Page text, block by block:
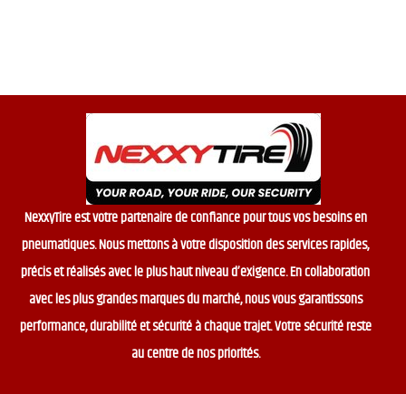
NexxyTire est votre partenaire de confiance pour tous vos besoins en
pneumatiques. Nous mettons à votre disposition des services rapides,
précis et réalisés avec le plus haut niveau d’exigence. En collaboration
avec les plus grandes marques du marché, nous vous garantissons
performance, durabilité et sécurité à chaque trajet. Votre sécurité reste
au centre de nos priorités.